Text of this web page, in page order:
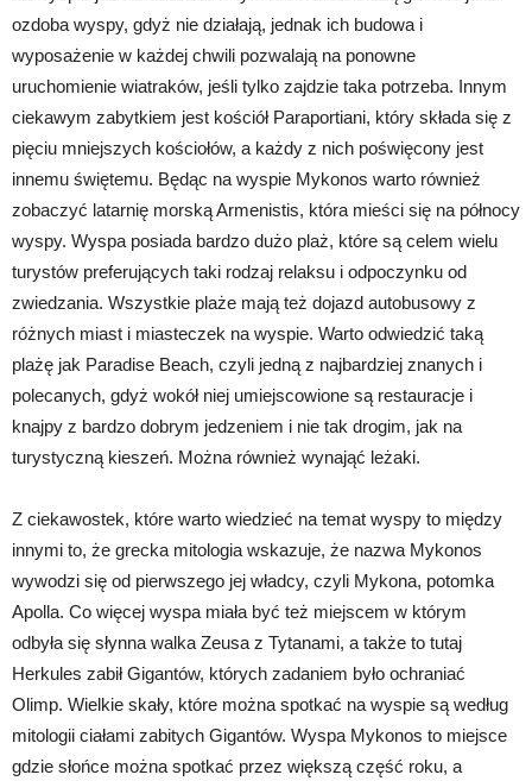
ozdoba wyspy, gdyż nie działają, jednak ich budowa i
wyposażenie w każdej chwili pozwalają na ponowne
uruchomienie wiatraków, jeśli tylko zajdzie taka potrzeba. Innym
ciekawym zabytkiem jest kościół Paraportiani, który składa się z
pięciu mniejszych kościołów, a każdy z nich poświęcony jest
innemu świętemu. Będąc na wyspie Mykonos warto również
zobaczyć latarnię morską Armenistis, która mieści się na północy
wyspy. Wyspa posiada bardzo dużo plaż, które są celem wielu
turystów preferujących taki rodzaj relaksu i odpoczynku od
zwiedzania. Wszystkie plaże mają też dojazd autobusowy z
różnych miast i miasteczek na wyspie. Warto odwiedzić taką
plażę jak Paradise Beach, czyli jedną z najbardziej znanych i
polecanych, gdyż wokół niej umiejscowione są restauracje i
knajpy z bardzo dobrym jedzeniem i nie tak drogim, jak na
turystyczną kieszeń. Można również wynająć leżaki.
Z ciekawostek, które warto wiedzieć na temat wyspy to między
innymi to, że grecka mitologia wskazuje, że nazwa Mykonos
wywodzi się od pierwszego jej władcy, czyli Mykona, potomka
Apolla. Co więcej wyspa miała być też miejscem w którym
odbyła się słynna walka Zeusa z Tytanami, a także to tutaj
Herkules zabił Gigantów, których zadaniem było ochraniać
Olimp. Wielkie skały, które można spotkać na wyspie są według
mitologii ciałami zabitych Gigantów. Wyspa Mykonos to miejsce
gdzie słońce można spotkać przez większą część roku, a